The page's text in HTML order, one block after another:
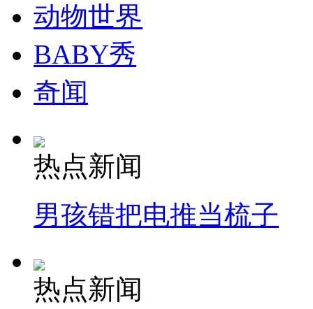
消防员救轻生者 花炮节热闹非凡
司机酒驾遇交警 急速倒车逃窜
动物世界
BABY秀
奇闻
热点新闻
男孩错把电推当梳子
热点新闻